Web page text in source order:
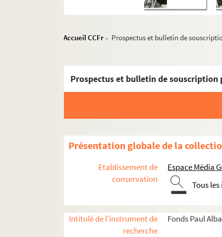
Accueil CCFr > Prospectus et bulletin de
Prospectus et bulletin de
Présentation globale de la
Etablissement de
conservation
Espace Média
Tous
Intitulé de l'instrument de
recherche
Fonds Paul
Activités et manifestations félibréennes
Documentation à propos de la langue et de la
Oeuvres littéraires et documents sur la
Articles et ouvrages historiques,
ALB 9.53. Recherches historiques sur
ALB 9.54. Charles-Roux (Jules). - Un